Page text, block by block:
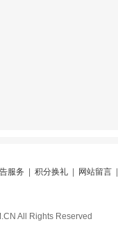
服务 积分换礼| 网站留言|
All Rights Reserved